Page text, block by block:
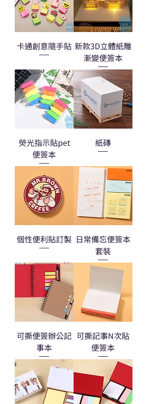
卡通創意隨手貼 新款3D立體紙雕
漸變便簽本
熒光指示貼pet
便簽本
紙磚
個性便利貼訂製 日常備忘便簽本
套裝
可撕便簽辦公記
事本
可撕記事N次貼
便簽本